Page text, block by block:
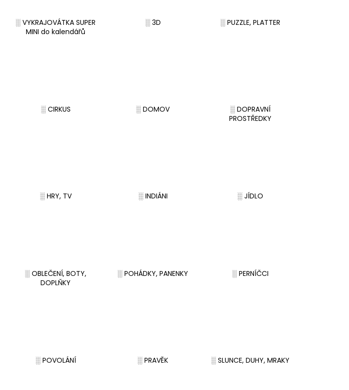
░ VYKRAJOVÁTKA SUPER
MINI do kalendářů
░ 3D ░ PUZZLE, PLATTER
░ CIRKUS ░ DOMOV
░ DOPRAVNÍ
PROSTŘEDKY
░ HRY, TV ░ INDIÁNI ░ JÍDLO
░ OBLEČENÍ, BOTY,
DOPLŇKY
░ POHÁDKY, PANENKY ░ PERNÍČCI
░ POVOLÁNÍ ░ PRAVĚK ░ SLUNCE, DUHY, MRAKY
39 Kč